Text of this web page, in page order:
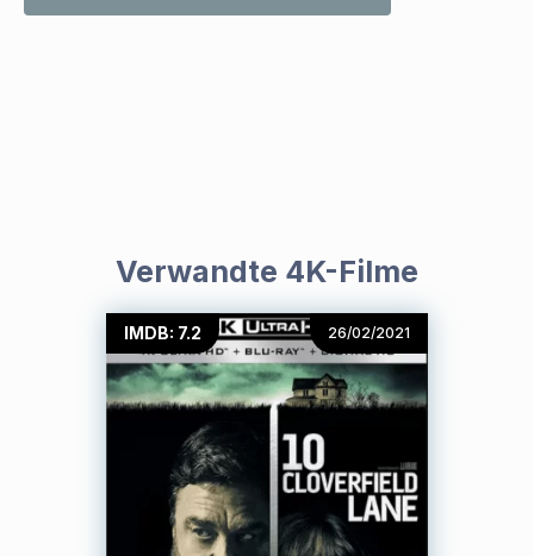
Verwandte 4K-Filme
IMDB: 7.2 26/02/2021